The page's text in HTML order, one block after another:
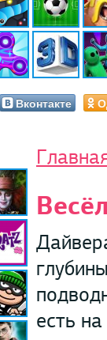
Вконтакте
есть